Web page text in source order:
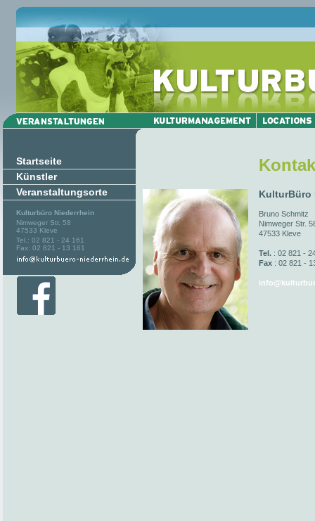
Startseite
Künstler
Veranstaltungsorte
Kulturbüro Niederrhein
Nimweger Str. 58
47533 Kleve
Tel.: 02 821 - 24 161
Fax: 02 821 - 13 161
KulturBüro
Bruno Schmitz
Nimweger Str.
47533 Kleve
Tel. : 02 821 -
Fax : 02 821 -